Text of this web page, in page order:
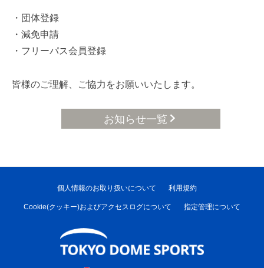
・団体登録
・減免申請
・フリーパス会員登録
皆様のご理解、ご協力をお願いいたします。
お知らせ一覧
個人情報のお取り扱いについて 利用規約
Cookie(クッキー)およびアクセスログについて 指定管理について